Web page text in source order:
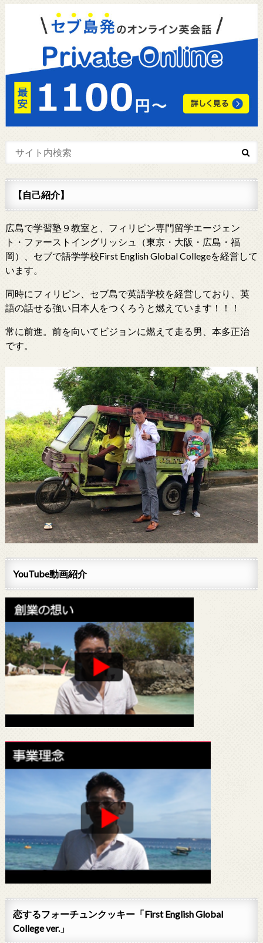
【自己紹介】
広島で学習塾９教室と、フィリピン専門留学エージェン
ト・ファーストイングリッシュ（東京・大阪・広島・福
岡）、セブで語学学校First English Global Collegeを経営して
います。
同時にフィリピン、セブ島で英語学校を経営しており、英
語の話せる強い日本人をつくろうと燃えています！！！
常に前進。前を向いてビジョンに燃えて走る男、本多正治
です。
YouTube動画紹介
恋するフォーチュンクッキー「First English Global
College ver.」